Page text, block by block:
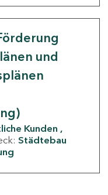
und
Kunden
Städtebau